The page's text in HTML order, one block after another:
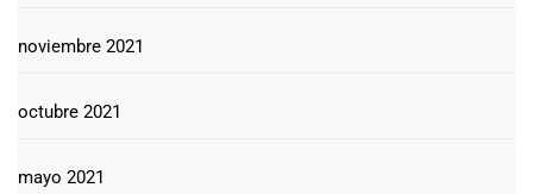
noviembre 2021
octubre 2021
mayo 2021